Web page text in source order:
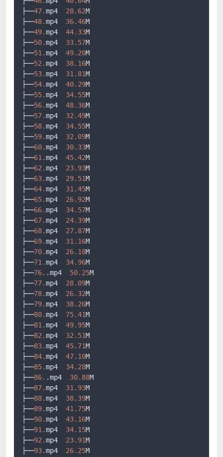
├──47.mp4 28.62M
├──48.mp4 36.46M
├──49.mp4 44.33M
├──50.mp4 33.57M
├──51.mp4 49.20M
├──52.mp4 38.16M
├──53.mp4 31.81M
├──54.mp4 40.29M
├──55.mp4 34.55M
├──56.mp4 48.36M
├──57.mp4 32.49M
├──58.mp4 34.55M
├──59.mp4 32.09M
├──60.mp4 30.33M
├──61.mp4 45.42M
├──62.mp4 23.93M
├──63.mp4 29.51M
├──64.mp4 31.45M
├──65.mp4 26.92M
├──66.mp4 34.57M
├──67.mp4 24.39M
├──68.mp4 27.87M
├──69.mp4 31.16M
├──70.mp4 26.18M
├──71.mp4 34.96M
├──76. .mp4 50.25M
├──77.mp4 28.09M
├──78.mp4 26.32M
├──79.mp4 38.26M
├──80.mp4 75.41M
├──81.mp4 49.95M
├──82.mp4 32.51M
├──83.mp4 45.71M
├──84.mp4 47.10M
├──85.mp4 34.28M
├──86. .mp4 30.88M
├──87.mp4 31.93M
├──88.mp4 38.39M
├──89.mp4 41.75M
├──90.mp4 43.16M
├──91.mp4 34.15M
├──92.mp4 23.91M
├──93.mp4 26.25M